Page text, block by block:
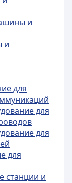
и
и
для
для
для
для
станции и